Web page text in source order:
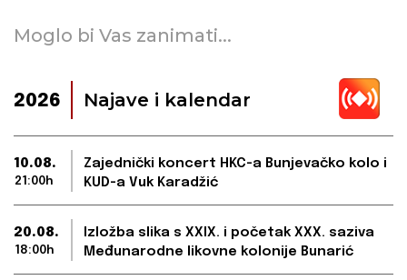
Moglo bi Vas zanimati...
2026 Najave i kalendar
10.08.
21:00h
Zajednički koncert HKC-a Bunjevačko kolo i
KUD-a Vuk Karadžić
20.08.
18:00h
Izložba slika s XXIX. i početak XXX. saziva
Međunarodne likovne kolonije Bunarić